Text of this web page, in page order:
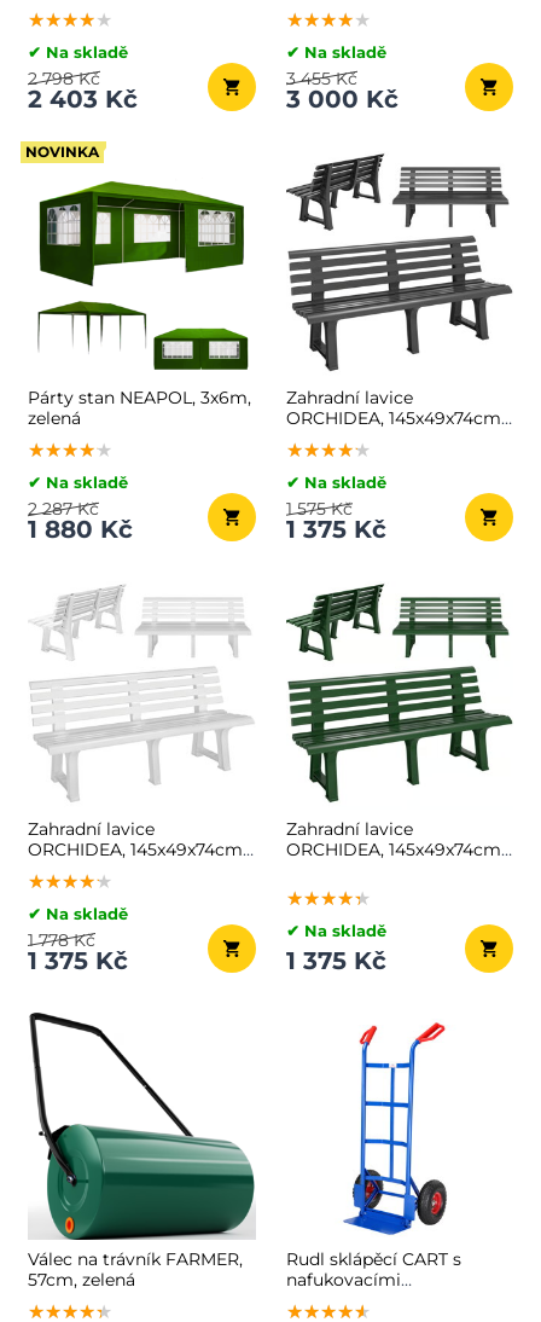
hnědá
★★★★★
★★★★★
★★★★★
✔ Na skladě
2 403 Kč
2 798 Kč
★★★★★
★★★★★
★★★★★
✔ Na skladě
3 000 Kč
3 455 Kč
NOVINKA
Párty stan NEAPOL, 3x6m,
zelená
★★★★★
★★★★★
★★★★★
✔ Na skladě
1 880 Kč
2 287 Kč
Zahradní lavice
ORCHIDEA, 145x49x74cm,
antracitová
★★★★★
★★★★★
★★★★★
✔ Na skladě
1 375 Kč
1 575 Kč
Zahradní lavice
ORCHIDEA, 145x49x74cm,
bílá
★★★★★
★★★★★
★★★★★
✔ Na skladě
1 375 Kč
1 778 Kč
Zahradní lavice
ORCHIDEA, 145x49x74cm,
★★★★★
★★★★★
★★★★★
✔ Na skladě
1 375 Kč
Válec na trávník FARMER,
57cm, zelená
★★★★★
★★★★★
★★★★★
Rudl sklápěcí CART s
nafukovacími
pneumatikami, max.
★★★★★
★★★★★
★★★★★